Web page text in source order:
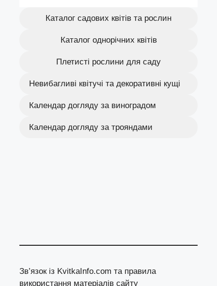
Каталог садових квітів та рослин
Каталог однорічних квітів
Плетисті рослини для саду
Невибагливі квітучі та декоративні кущі
Календар догляду за виноградом
Календар догляду за трояндами
Зв’язок із KvitkaInfo.com та правила
використання матеріалів сайту